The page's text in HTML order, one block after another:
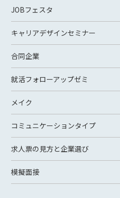
JOBフェスタ
キャリアデザインセミナー
合同企業
就活フォローアップゼミ
メイク
コミュニケーションタイプ
求人票の見方と企業選び
模擬面接